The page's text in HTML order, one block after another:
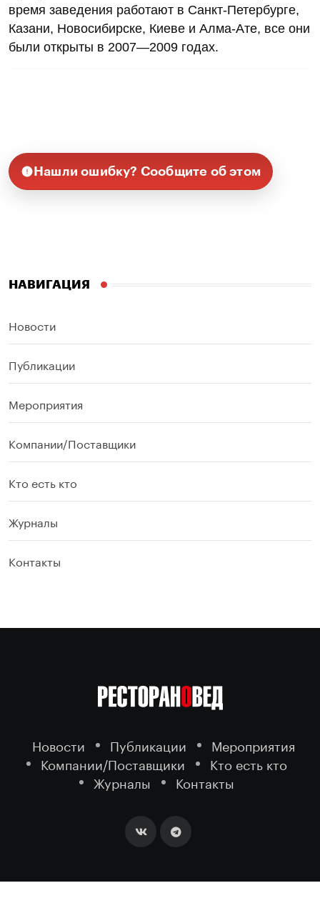
время заведения работают в Санкт-Петербурге,
Казани, Новосибирске, Киеве и Алма-Ате, все они
были открыты в 2007—2009 годах.
Нашли ошибку? Сообщите об этом
НАВИГАЦИЯ
Новости
Публикации
Мероприятия
Компании/Поставщики
Кто есть кто
Журналы
Контакты
Новости Публикации
Мероприятия
Компании/Поставщики
Кто есть кто
Журналы
Контакты